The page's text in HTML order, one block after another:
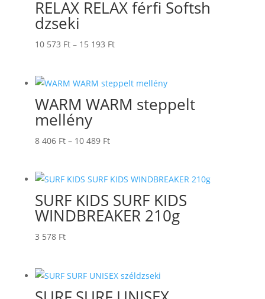
17
RELAX RELAX férfi Softsh
dzseki
10 573 Ft – 15 193 FtÁrtartomány:
-
15
WARM WARM steppelt
mellény
8 406 Ft – 10 489 FtÁrtartomány:
-
10
489 Ft
SURF KIDS SURF KIDS
WINDBREAKER 210g
3 578 Ft